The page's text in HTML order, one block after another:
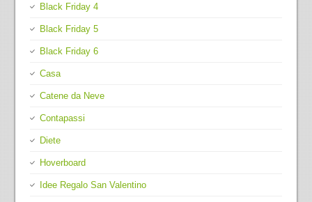
Black Friday 4
Black Friday 5
Black Friday 6
Casa
Catene da Neve
Contapassi
Diete
Hoverboard
Idee Regalo San Valentino